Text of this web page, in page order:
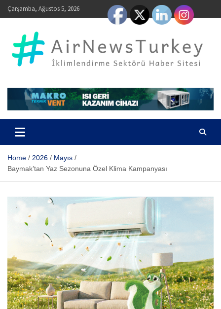
SkipÇarşamba, Ağustos 5, 2026
Home 2026
Mayıs
Baymak’tan Yaz Sezonuna Özel Klima Kampanyası